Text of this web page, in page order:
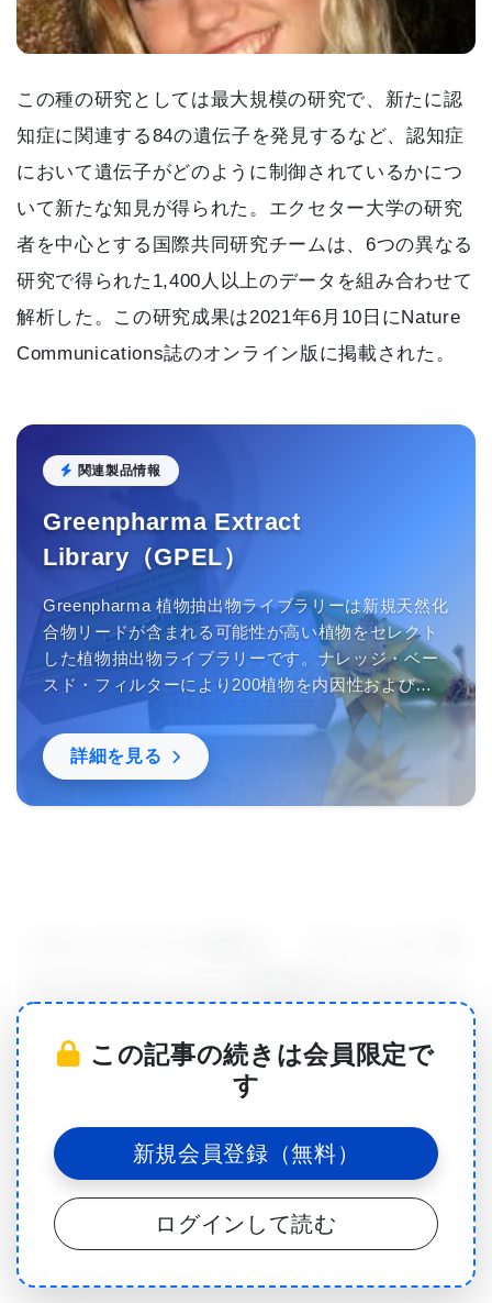
この種の研究としては最大規模の研究で、新たに認
知症に関連する84の遺伝子を発見するなど、認知症
において遺伝子がどのように制御されているかにつ
いて新たな知見が得られた。エクセター大学の研究
者を中心とする国際共同研究チームは、6つの異なる
研究で得られた1,400人以上のデータを組み合わせて
解析した。この研究成果は2021年6月10日にNature
Communications誌のオンライン版に掲載された。
関連製品情報
Greenpharma Extract
Library（GPEL）
Greenpharma 植物抽出物ライブラリーは新規天然化
合物リードが含まれる可能性が高い植物をセレクト
した植物抽出物ライブラリーです。ナレッジ・ベー
スド・フィルターにより200植物を内因性および外
因性の基準から選定しました。創薬研究・化粧品開
発・サプリメント開発等にお使いいただけます。
詳細を見る
スにより、大脳皮質全体での新規のメチル化差異遺
伝子が明らかになる（A Meta-Analysis of
Epigenome-Wide Association Studies in
Alzheimer's Disease Highlights Novel Differentially
Methylated Loci Across Cortex）」と題されてい
る。
これらの研究は、アルツハイマー病で亡くなった人
この記事の続きは会員限定で
す
新規会員登録（無料）
ログインして読む